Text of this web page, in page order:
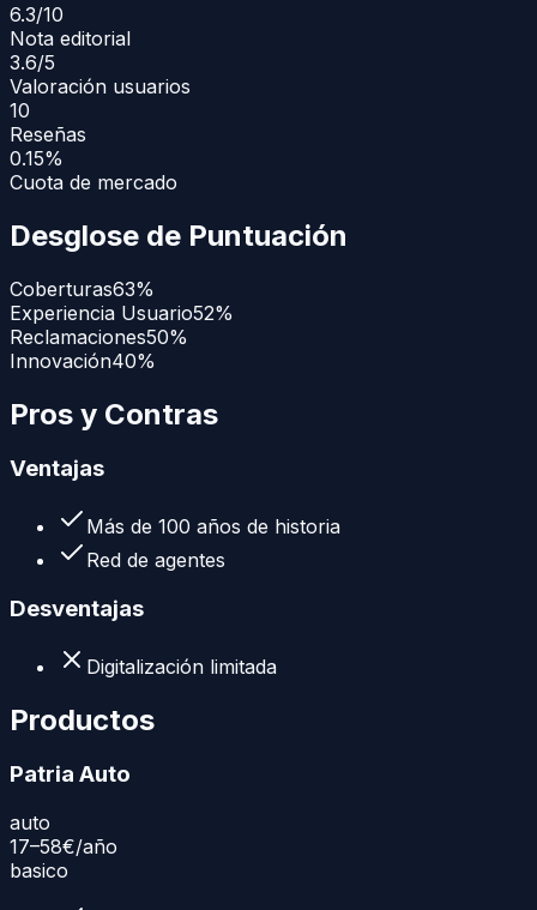
6.3/10
Nota editorial
3.6/5
Valoración usuarios
10
Reseñas
0.15%
Cuota de mercado
Desglose de Puntuación
Coberturas63%
Experiencia Usuario52%
Reclamaciones50%
Innovación40%
Pros y Contras
Ventajas
Más de 100 años de historia
Red de agentes
Desventajas
Digitalización limitada
Productos
Patria Auto
auto
17–58€/año
basico